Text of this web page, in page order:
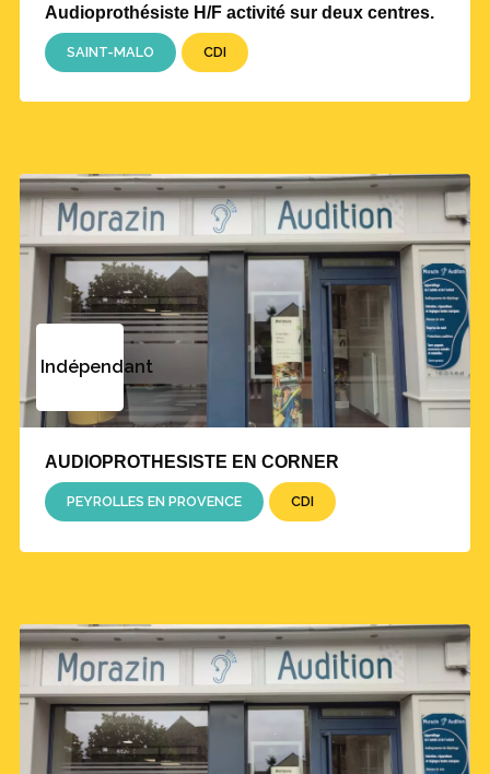
Audioprothésiste H/F activité sur deux centres.
SAINT-MALO CDI
Indépendant
AUDIOPROTHESISTE EN CORNER
PEYROLLES EN PROVENCE CDI